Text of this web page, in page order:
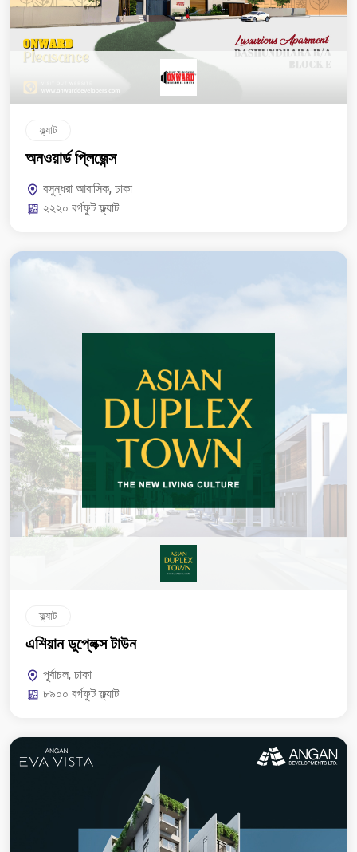
ফ্ল্যাট
অনওয়ার্ড প্লিজেন্স
বসুন্ধরা আবাসিক, ঢাকা
২২২০ বর্গফুট ফ্ল্যাট
ফ্ল্যাট
এশিয়ান ডুপ্লেক্স টাউন
পূর্বাচল, ঢাকা
৮৯০০ বর্গফুট ফ্ল্যাট